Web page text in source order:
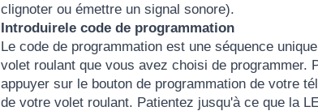
clignoter ou émettre un signal sonore).
Introduirele code de programmation
Le code de programmation est une séquence
volet roulant que vous avez choisi de programmer.
appuyer sur le bouton de programmation de votre
de votre volet roulant. Patientez jusqu'à ce que la